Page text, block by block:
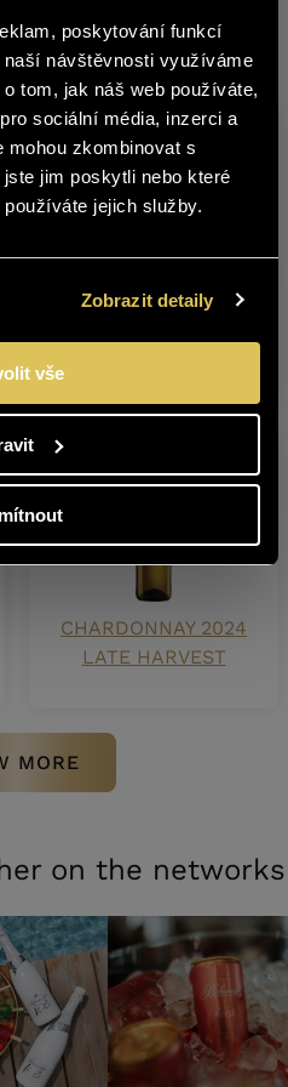
poskytování funkcí
návštěvnosti využíváme
tom, jak náš web používáte,
sociální média, inzerci a
mohou zkombinovat s
jim poskytli nebo které
jejich služby.
Zobrazit detaily
vše
from this brand
CABERNET
CHARDONNAY 2024
LATE HARVEST
MORE
on the networks
čeština
SEKT website
people under 18
of age.
NO